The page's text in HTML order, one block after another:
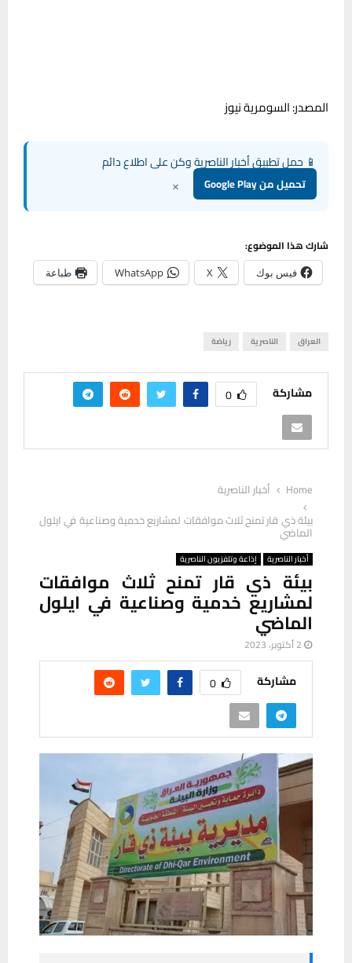
المصدر: السومرية نيوز
📱 حمل تطبيق أخبار الناصرية وكن على اطلاع دائم
تحميل من Google Play ×
شارك هذا الموضوع:
فيس بوك X
WhatsApp طباعة
العراق الناصرية رياضة
مشاركة 0
Home
أخبار الناصرية
بيئة ذي قار تمنح ثلاث موافقات لمشاريع خدمية وصناعية في ايلول
الماضي
أخبار الناصرية إذاعة وتلفزيون الناصرية
بيئة ذي قار تمنح ثلاث موافقات
لمشاريع خدمية وصناعية في ايلول
الماضي
2 أكتوبر، 2023
مشاركة 0